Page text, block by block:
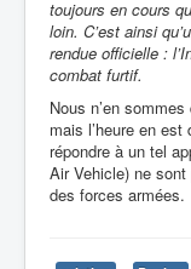
toujours en cours
loin. C’est ainsi
rendue officielle :
combat furtif.
Nous n’en
mais l’heure en
répondre à un tel
Air Vehicle) ne
des forces armées.